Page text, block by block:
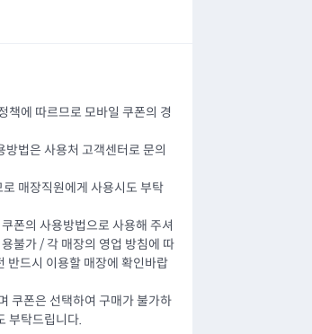
책에 따르므로 모바일 쿠폰의 경
법은 사용처 고객센터로 문의
매장직원에게 사용시도 부탁
폰의 사용방법으로 사용해 주셔
불가 / 각 매장의 영업 방침에 따
반드시 이용할 매장에 확인바랍
쿠폰은 선택하여 구매가 불가하
부탁드립니다.